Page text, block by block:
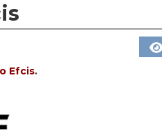
Efcis.